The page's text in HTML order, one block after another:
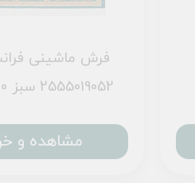
فرش ماشینی
2555019052 سبز 1200 شانه
مشاهده و